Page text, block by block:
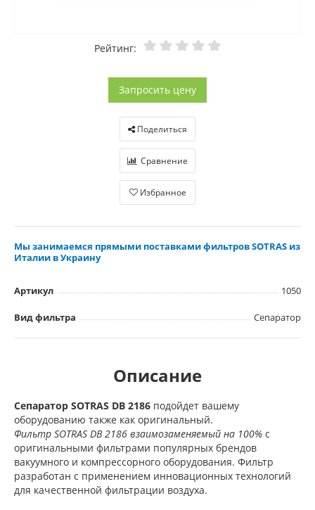
Рейтинг:
Запросить цену
Поделиться
Сравнение
Избранное
Мы занимаемся прямыми поставками фильтров SOTRAS из
Италии в Украину
Артикул 1050
Вид фильтра Сепаратор
Описание
Сепаратор SOTRAS DB 2186 подойдет вашему
оборудованию также как оригинальный.
Фильтр SOTRAS DB 2186 взаимозаменяемый на 100% с
оригинальными фильтрами популярных брендов
вакуумного и компрессорного оборудования. Фильтр
разработан с применением инновационных технологий
для качественной фильтрации воздуха.